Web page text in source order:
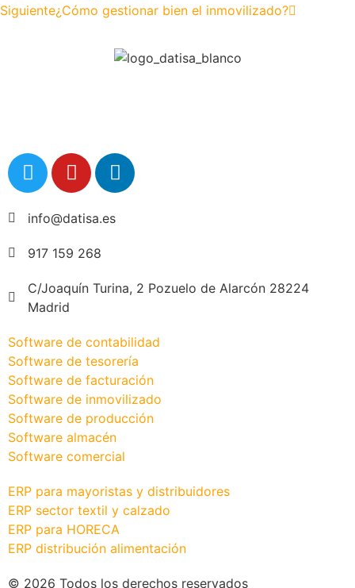
Siguiente¿Cómo gestionar bien el inmovilizado?
info@datisa.es
917 159 268
C/Joaquín Turina, 2 Pozuelo de Alarcón 28224
Madrid
Software de contabilidad
Software de tesorería
Software de facturación
Software de inmovilizado
Software de producción
Software almacén
Software comercial
ERP para mayoristas y distribuidores
ERP sector textil y calzado
ERP para HORECA
ERP distribución alimentación
© 2026 Todos los derechos reservados